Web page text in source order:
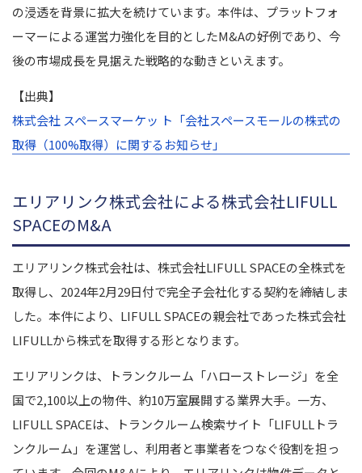
の浸透を背景に拡大を続けています。本件は、プラットフォ
ーマーによる運営力強化を目的としたM&Aの好例であり、今
後の市場成長を見据えた戦略的な動きといえます。
【出典】
株式会社 スペースマーケッ ト「会社スペースモールの株式の
取得（100%取得）に関するお知らせ」
エリアリンク株式会社による株式会社LIFULL
SPACEのM&A
エリアリンク株式会社は、株式会社LIFULL SPACEの全株式を
取得し、2024年2月29日付で完全子会社化する契約を締結しま
した。本件により、LIFULL SPACEの親会社であった株式会社
LIFULLから株式を取得する形となります。
エリアリンクは、トランクルーム「ハローストレージ」を全
国で2,100以上の物件、約10万室展開する業界大手。一方、
LIFULL SPACEは、トランクルーム検索サイト「LIFULLトラ
ンクルーム」を運営し、利用者と事業者をつなぐ役割を担っ